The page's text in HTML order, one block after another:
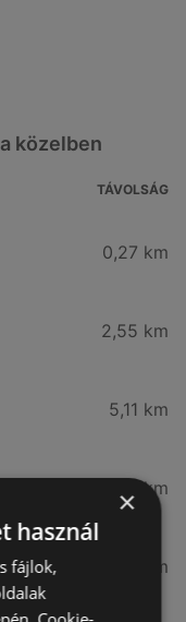
közelben
TÁVOLSÁG
0,27 km
2,55 km
5,11 km
5,24 km
7,03 km
×
használ
fájlok,